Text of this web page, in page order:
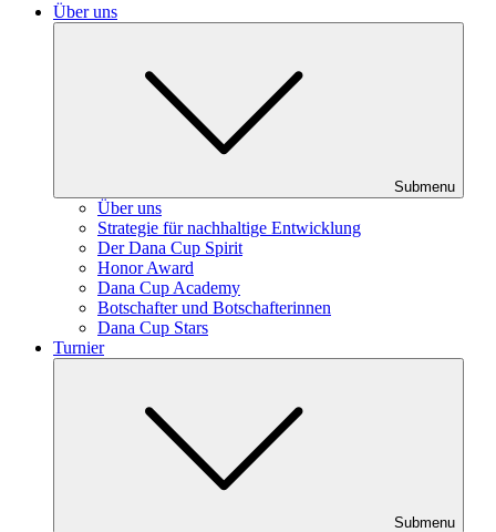
Über uns
Submenu
Über uns
Strategie für nachhaltige Entwicklung
Der Dana Cup Spirit
Honor Award
Dana Cup Academy
Botschafter und Botschafterinnen
Dana Cup Stars
Turnier
Submenu